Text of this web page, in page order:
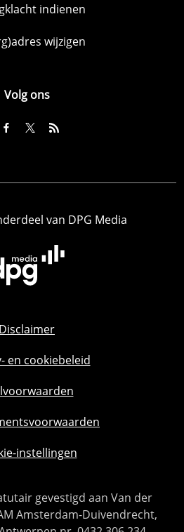
indienen
wijzigen
Volg ons
van DPG Media
Disclaimer
en cookiebeleid
instellingen
gevestigd aan Van der
Amsterdam-Duivendrecht,